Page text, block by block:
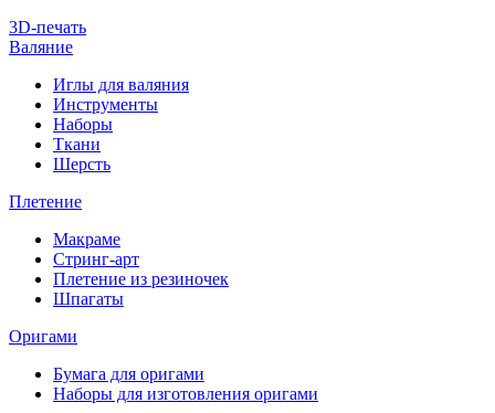
3D-печать
Валяние
Иглы для валяния
Инструменты
Наборы
Ткани
Шерсть
Плетение
Макраме
Стринг-арт
Плетение из резиночек
Шпагаты
Оригами
Бумага для оригами
Наборы для изготовления оригами